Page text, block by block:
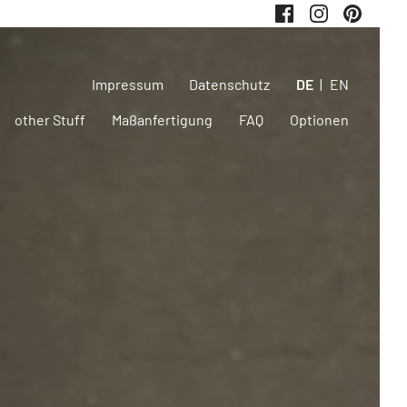
Impressum Datenschutz DE EN
other Stuff Maßanfertigung FAQ Optionen